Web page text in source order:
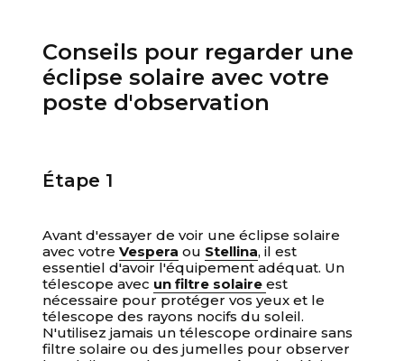
Conseils pour regarder une
éclipse solaire avec votre
poste d'observation
Étape 1
Avant d'essayer de voir une éclipse solaire
avec votreVespera ou Stellina, il est
essentiel d'avoir l'équipement adéquat. Un
télescope avec un filtre solaire est
nécessaire pour protéger vos yeux et le
télescope des rayons nocifs du soleil.
N'utilisez jamais un télescope ordinaire sans
filtre solaire ou des jumelles pour observer